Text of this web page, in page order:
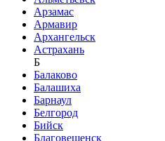
Арзамас
Армавир
Архангельск
Астрахань
Б
Балаково
Балашиха
Барнаул
Белгород
Бийск
Благовещенск